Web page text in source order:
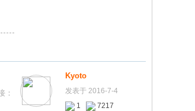
：
Kyoto
发表于 2016-7-4
1
7217